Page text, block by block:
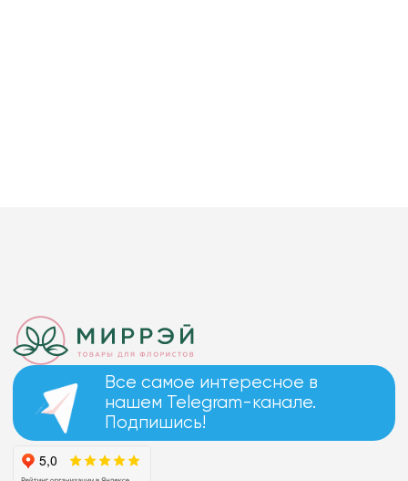
Все самое интересное в
нашем Telegram-канале.
Подпишись!